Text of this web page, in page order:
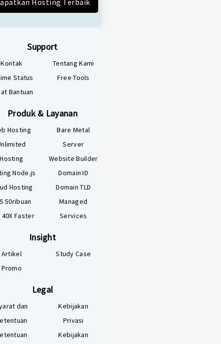
Support
Kontak
Status
Bantuan
Tentang Kami
Free Tools
Produk & Layanan
Hosting
Hosting
Node.js
Hosting
50ribuan
40X Faster
Bare Metal
Server
Website Builder
Domain ID
Domain TLD
Managed
Services
Insight
Artikel
Promo
Study Case
Legal
dan
Kebijakan
Privasi
Kebijakan